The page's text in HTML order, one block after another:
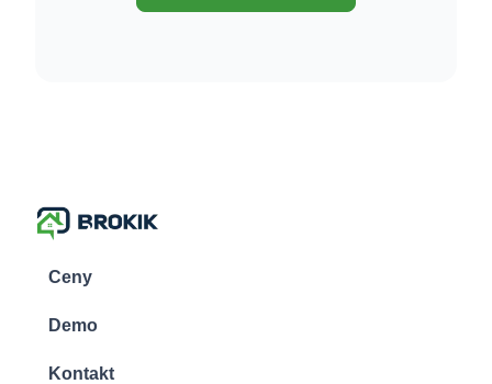
Ceny
Demo
Kontakt